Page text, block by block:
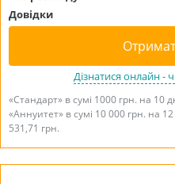
Довідки
Дізнатися онлайн -
«Стандарт» в сумі 1000 грн. на 10
«Аннуитет» в сумі 10 000 грн. на
531,71 грн.